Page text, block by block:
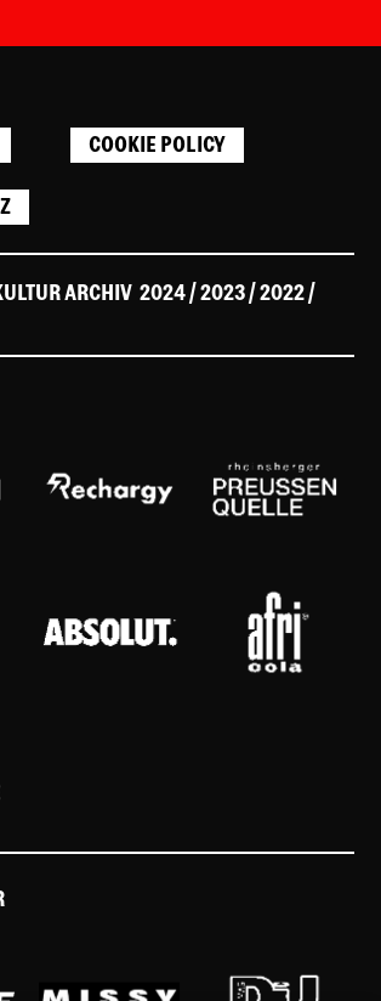
COOKIE POLICY
ARCHIV2024/ 2023/2022/